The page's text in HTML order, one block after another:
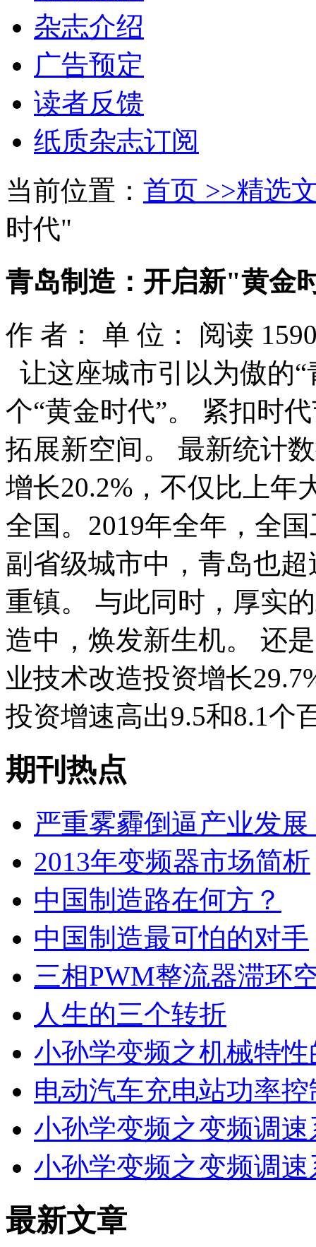
杂志介绍
广告预定
读者反馈
纸质杂志订阅
当前位置： 首页 >>精选
时代"
青岛制造：开启新"黄金
作 者：
单 位： 阅读
让这座城市引以为傲的
个“黄金时代”。 紧扣时
拓展新空间。 最新统计
增长20.2%，不仅比上年
全国。2019年全年，全
副省级城市中，青岛也
重镇。 与此同时，厚实
造中，焕发新生机。 还
业技术改造投资增长
投资增速高出9.5和8.1个
期刊热点
严重雾霾倒逼产业发展
2013年变频器市场简析
中国制造路在何方？
中国制造最可怕的对手
三相PWM整流器滞环
人生的三个转折
小孙学变频之机械特
电动汽车充电站功率
小孙学变频之变频调
小孙学变频之变频调
最新文章